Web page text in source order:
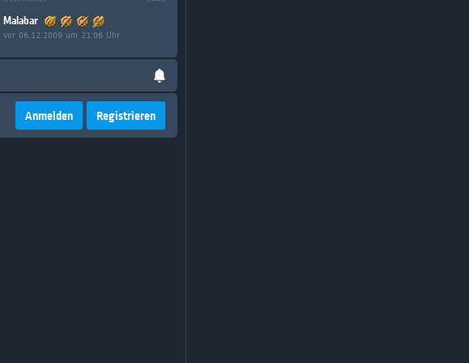
Malabar
vor 06.12.2009 um 21:06 Uhr
Anmelden Registrieren